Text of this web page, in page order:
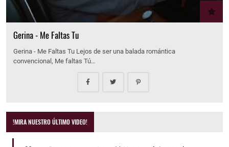
Gerina - Me Faltas Tu
Gerina - Me Faltas Tu Lejos de ser una balada romántica
convencional, Me faltas Tú…
!MIRA NUESTRO ÚLTIMO VIDEO!